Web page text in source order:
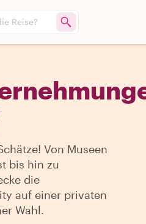
Reise?
Von Museen
bis hin zu
die
auf einer privaten
Wahl.